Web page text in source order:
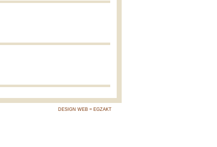
DESIGN WEB = EGZAKT